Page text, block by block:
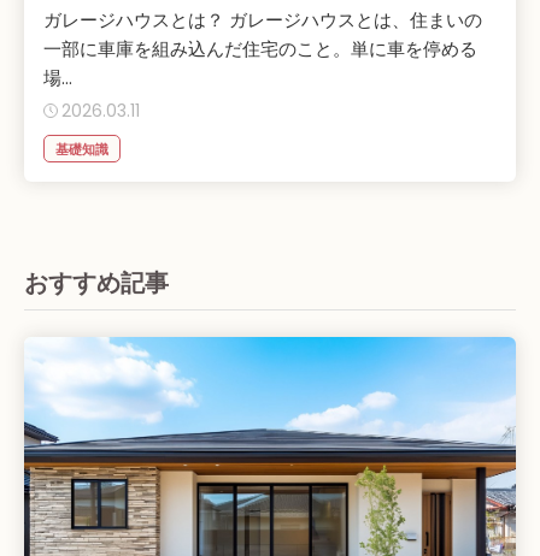
ガレージハウスとは？ ガレージハウスとは、住まいの
一部に車庫を組み込んだ住宅のこと。単に車を停める
場...
2026.03.11
基礎知識
おすすめ記事